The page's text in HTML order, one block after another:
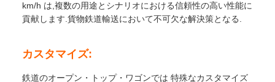
km/h は,複数の用途とシナリオにおける信頼性の高い性能に
貢献します.貨物鉄道輸送において不可欠な解決策となる.
カスタマイズ:
鉄道のオープン・トップ・ワゴンでは 特殊なカスタマイズ